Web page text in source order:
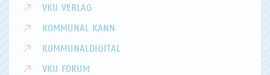
VKU VERLAG
KOMMUNAL KANN
KOMMUNALDIGITAL
VKU FORUM